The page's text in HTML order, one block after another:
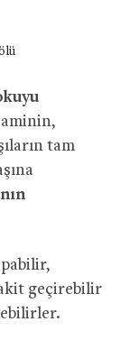
tam
geçirebilir